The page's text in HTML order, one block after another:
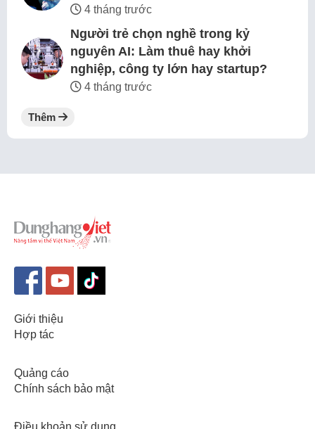
4 tháng trước
Người trẻ chọn nghề trong kỷ
nguyên AI: Làm thuê hay khởi
nghiệp, công ty lớn hay startup?
4 tháng trước
Thêm
Giới thiệu
Hợp tác
Quảng cáo
Chính sách bảo mật
Điều khoản sử dụng